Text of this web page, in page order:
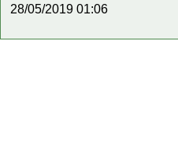
28/05/2019 01:06